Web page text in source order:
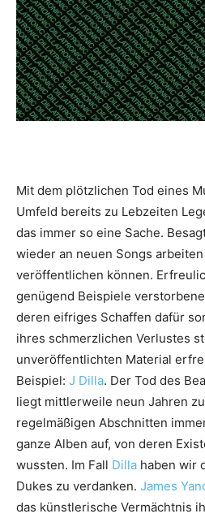
Mit dem plötzlichen Tod eines
Umfeld bereits zu Lebzeiten
das immer so eine Sache.
wieder an neuen Songs
veröffentlichen können.
genügend Beispiele
deren eifriges Schaffen dafür
ihres schmerzlichen Verlustes
unveröffentlichten Material
Beispiel: J Dilla. Der Tod des
liegt mittlerweile neun Jahren
regelmäßigen Abschnitten
ganze Alben auf, von deren
wussten. Im Fall Dilla haben wir
Dukes zu verdanken. James
das künstlerische Vermächtnis